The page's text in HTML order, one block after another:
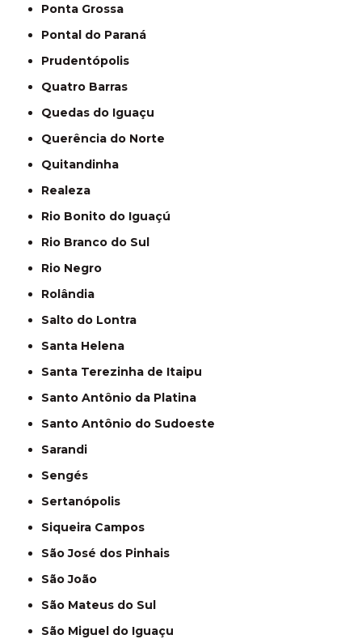
Ponta Grossa
Pontal do Paraná
Prudentópolis
Quatro Barras
Quedas do Iguaçu
Querência do Norte
Quitandinha
Realeza
Rio Bonito do Iguaçú
Rio Branco do Sul
Rio Negro
Rolândia
Salto do Lontra
Santa Helena
Santa Terezinha de Itaipu
Santo Antônio da Platina
Santo Antônio do Sudoeste
Sarandi
Sengés
Sertanópolis
Siqueira Campos
São José dos Pinhais
São João
São Mateus do Sul
São Miguel do Iguaçu